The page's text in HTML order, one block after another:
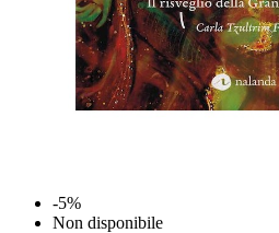
-5%
Non disponibile